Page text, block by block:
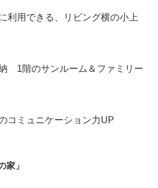
利用できる、リビング横の小上
1階のサンルーム＆ファミリー
コミュニケーション力UP
家」